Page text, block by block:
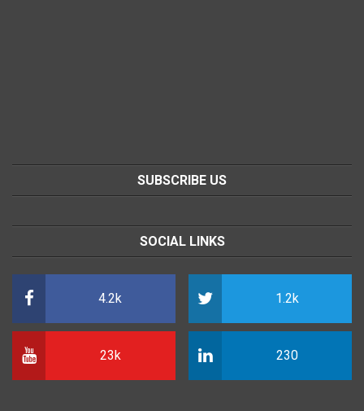
SUBSCRIBE US
SOCIAL LINKS
4.2k 1.2k
23k 230